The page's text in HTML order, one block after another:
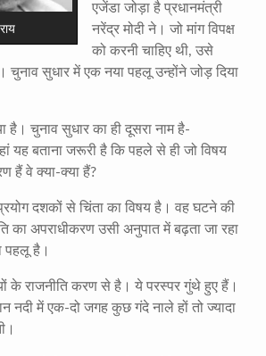
एजेंडा जोड़ा है प्रधानमंत्री
नरेंद्र मोदी ने। जो मांग विपक्ष
को करनी चाहिए थी, उसे
चुनाव सुधार में एक नया पहलू उन्होंने जोड़ दिया
है। चुनाव सुधार का ही दूसरा नाम है-
यह बताना जरूरी है कि पहले से ही जो विषय
हैं वे क्या-क्या हैं?
दशकों से चिंता का विषय है। वह घटने की
का अपराधीकरण उसी अनुपात में बढ़ता जा रहा
पहलू है।
के राजनीति करण से है। ये परस्पर गुंथे हुए हैं।
नदी में एक-दो जगह कुछ गंदे नाले हों तो ज्यादा